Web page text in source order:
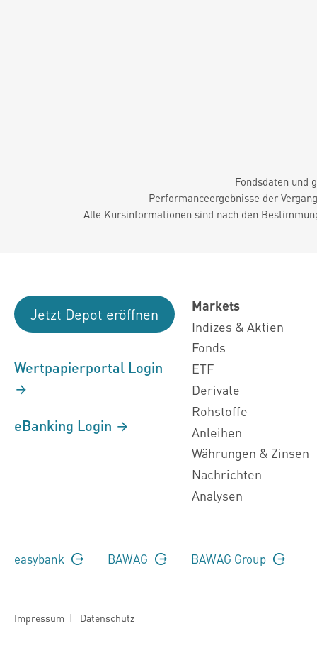
Fondsdaten und
Performanceergebnisse der
Alle Kursinformationen sind nach den
Jetzt Depot eröffnen
Wertpapierportal Login
eBanking Login
Markets
Indizes & Aktien
Fonds
ETF
Derivate
Rohstoffe
Anleihen
Währungen & Zinsen
Nachrichten
Analysen
easybank BAWAG BAWAG Group
Impressum | Datenschutz